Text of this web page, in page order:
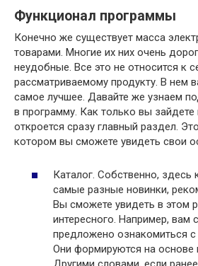
Функционал программы
Конечно же существует масса
товарами. Многие их них очень
неудобные. Все это не относится к
рассматриваемому продукту. В нем
самое лучшее. Давайте же узнаем
в программу. Как только вы
откроется сразу главный раздел.
котором вы сможете увидеть свои
Каталог. Собственно, здесь
самые разные новинки,
Вы сможете увидеть в этом
интересного. Например, вам
предложено ознакомиться
Они формируются на основе